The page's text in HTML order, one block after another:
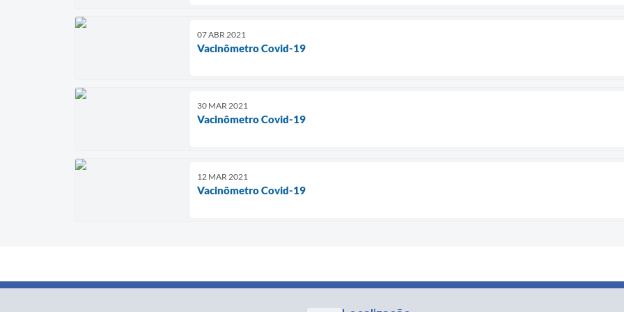
07 ABR 2021
Vacinômetro Covid-19
30 MAR 2021
Vacinômetro Covid-19
12 MAR 2021
Vacinômetro Covid-19